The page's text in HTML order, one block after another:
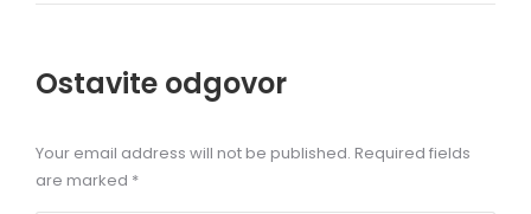
Ostavite odgovor
Your email address will not be published. Required fields
are marked *